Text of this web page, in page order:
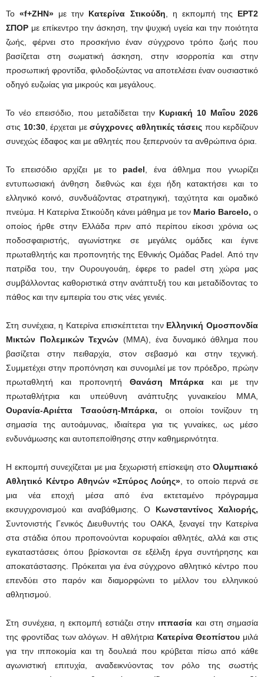
Το«f+ΖΗΝ» με την Κατερίνα Στικούδη, η εκπομπή της ΕΡΤ2
ΣΠΟΡ με επίκεντρο την άσκηση, την ψυχική υγεία και την ποιότητα
ζωής, φέρνει στο προσκήνιο έναν σύγχρονο τρόπο ζωής που
βασίζεται στη σωματική άσκηση, στην ισορροπία και στην
προσωπική φροντίδα, φιλοδοξώντας να αποτελέσει έναν ουσιαστικό
οδηγό ευζωίας για μικρούς και μεγάλους.
Το νέο επεισόδιο, που μεταδίδεται την Κυριακή 10 Μαΐου 2026
στις 10:30, έρχεται με σύγχρονες αθλητικές τάσεις που κερδίζουν
συνεχώς έδαφος και με αθλητές που ξεπερνούν τα ανθρώπινα όρια.
Το επεισόδιο αρχίζει με το padel, ένα άθλημα που γνωρίζει
εντυπωσιακή άνθηση διεθνώς και έχει ήδη κατακτήσει και το
ελληνικό κοινό, συνδυάζοντας στρατηγική, ταχύτητα και ομαδικό
πνεύμα. Η Κατερίνα Στικούδη κάνει μάθημα με τον Mario Barcelo, ο
οποίος ήρθε στην Ελλάδα πριν από περίπου είκοσι χρόνια ως
ποδοσφαιριστής, αγωνίστηκε σε μεγάλες ομάδες και έγινε
πρωταθλητής και προπονητής της Εθνικής Ομάδας Padel. Από την
πατρίδα του, την Ουρουγουάη, έφερε το padel στη χώρα μας
συμβάλλοντας καθοριστικά στην ανάπτυξή του και μεταδίδοντας το
πάθος και την εμπειρία του στις νέες γενιές.
Στη συνέχεια, η Κατερίνα επισκέπτεται τηνΕλληνική Ομοσπονδία
Μικτών Πολεμικών Τεχνών (MMA), ένα δυναμικό άθλημα που
βασίζεται στην πειθαρχία, στον σεβασμό και στην τεχνική.
Συμμετέχει στην προπόνηση και συνομιλεί με τον πρόεδρο, πρώην
πρωταθλητή και προπονητή Θανάση Μπάρκα και με την
πρωταθλήτρια και υπεύθυνη ανάπτυξης γυναικείου MMA,
Ουρανία-Αριέττα Τσαούση-Μπάρκα, οι οποίοι τονίζουν τη
σημασία της αυτοάμυνας, ιδιαίτερα για τις γυναίκες, ως μέσο
ενδυνάμωσης και αυτοπεποίθησης στην καθημερινότητα.
Η εκπομπή συνεχίζεται με μια ξεχωριστή επίσκεψη στο Ολυμπιακό
Αθλητικό Κέντρο Αθηνών «Σπύρος Λούης», το οποίο περνά σε
μια νέα εποχή μέσα από ένα εκτεταμένο πρόγραμμα
εκσυγχρονισμού και αναβάθμισης. Ο Κωνσταντίνος Χαλιορής,
Συντονιστής Γενικός Διευθυντής του ΟΑΚΑ, ξεναγεί την Κατερίνα
στα στάδια όπου προπονούνται κορυφαίοι αθλητές, αλλά και στις
εγκαταστάσεις όπου βρίσκονται σε εξέλιξη έργα συντήρησης και
αποκατάστασης. Πρόκειται για ένα σύγχρονο αθλητικό κέντρο που
επενδύει στο παρόν και διαμορφώνει το μέλλον του ελληνικού
αθλητισμού.
Στη συνέχεια, η εκπομπή εστιάζει στην ιππασία και στη σημασία
της φροντίδας των αλόγων. Η αθλήτρια Κατερίνα Θεοπίστου μιλά
για την ιπποκομία και τη δουλειά που κρύβεται πίσω από κάθε
αγωνιστική επιτυχία, αναδεικνύοντας τον ρόλο της σωστής